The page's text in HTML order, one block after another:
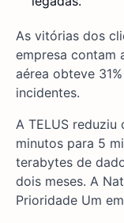
As vitórias dos
empresa contam
aérea obteve
incidentes.
A TELUS
minutos para 5
terabytes de
dois meses. A
Prioridade Um